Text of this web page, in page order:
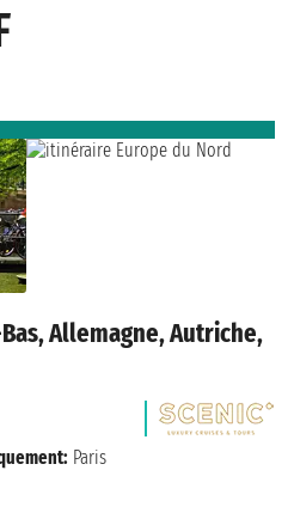
Allemagne, Autriche,
Paris